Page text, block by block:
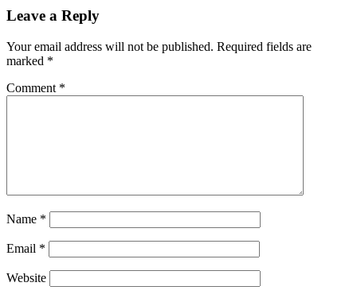
Leave a Reply
Your email address will not be published. Required fields are
marked *
Comment *
Name *
Email *
Website